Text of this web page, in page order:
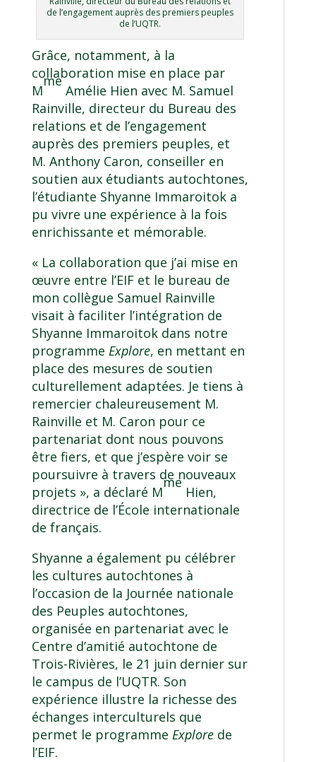
de l’engagement auprès des premiers peuples
de l’UQTR.
Grâce, notamment, à la
collaboration mise en place par
M
me
Amélie Hien avec M. Samuel
Rainville, directeur du Bureau des
relations et de l’engagement
auprès des premiers peuples, et
M. Anthony Caron, conseiller en
soutien aux étudiants autochtones,
l’étudiante Shyanne Immaroitok a
pu vivre une expérience à la fois
enrichissante et mémorable.
« La collaboration que j’ai mise en
œuvre entre l’EIF et le bureau de
mon collègue Samuel Rainville
visait à faciliter l’intégration de
Shyanne Immaroitok dans notre
programme Explore, en mettant en
place des mesures de soutien
culturellement adaptées. Je tiens à
remercier chaleureusement M.
Rainville et M. Caron pour ce
partenariat dont nous pouvons
être fiers, et que j’espère voir se
poursuivre à travers de nouveaux
projets », a déclaré M
me
Hien,
directrice de l’École internationale
de français.
Shyanne a également pu célébrer
les cultures autochtones à
l’occasion de la Journée nationale
des Peuples autochtones,
organisée en partenariat avec le
Centre d’amitié autochtone de
Trois-Rivières, le 21 juin dernier sur
le campus de l’UQTR. Son
expérience illustre la richesse des
échanges interculturels que
permet le programme Explorede
l’EIF.